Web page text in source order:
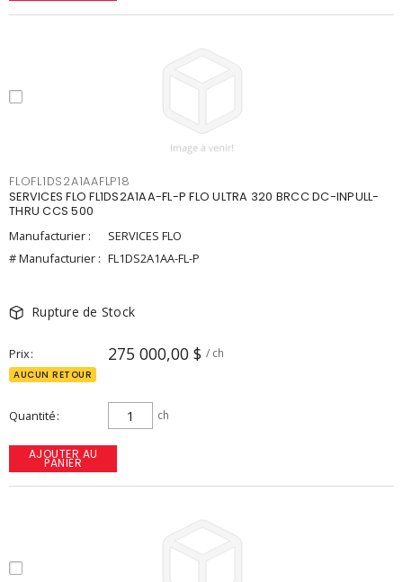
FLOFL1DS2A1AAFLP18
SERVICES FLO FL1DS2A1AA-FL-P FLO ULTRA 320 BRCC DC-INPULL-
THRU CCS 500
Manufacturier :
SERVICES FLO
# Manufacturier : FL1DS2A1AA-FL-P
Rupture de Stock
Prix 275 000,00 $ / ch
AUCUN RETOUR
Quantité ch
AJOUTER AU
PANIER